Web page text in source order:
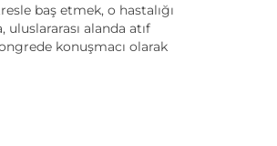
baş etmek, o hastalığı
alanda atıf
konuşmacı olarak